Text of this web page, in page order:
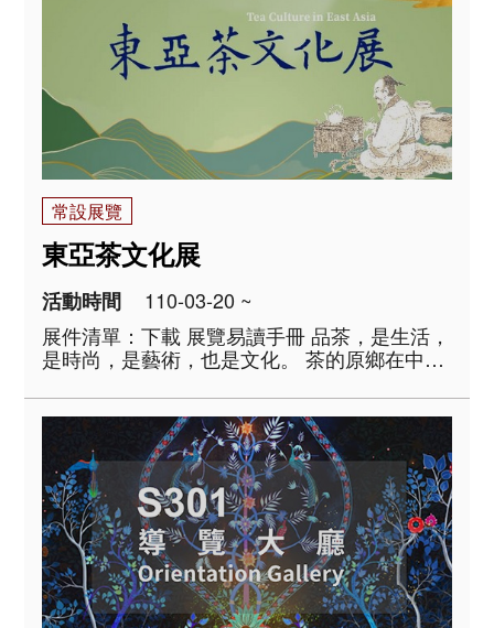
常設展覽
東亞茶文化展
活動時間
110-03-20 ~
展件清單：下載 展覽易讀手冊 品茶，是生活，
是時尚，是藝術，也是文化。 茶的原鄉在中
煮點啜，到今日的沖泡慢品。隨著製茶方式的
改變，茶器形式與品茗方法也隨之變化。漢地
飲茶習俗，透過使臣與貿易的傳播，融入蒙藏
人..